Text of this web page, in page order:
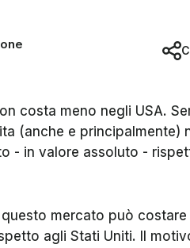
costa meno negli USA.
(anche e principalmente)
- in valore assoluto -
questo mercato può
agli Stati Uniti. Il